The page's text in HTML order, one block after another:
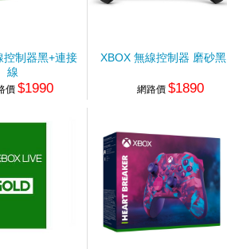
控制器黑+連接
線
價 $1990
XBOX 無線控制器 磨砂黑
網路價 $1890